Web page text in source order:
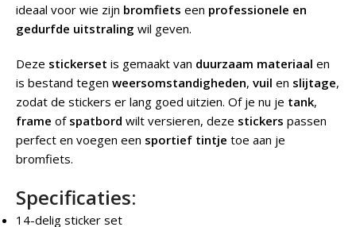
ideaal voor wie zijn bromfiets een professionele en
gedurfde uitstraling wil geven.
Deze stickerset is gemaakt van duurzaam materiaal en
is bestand tegen weersomstandigheden, vuil en slijtage,
zodat de stickers er lang goed uitzien. Of je nu je tank,
frame of spatbord wilt versieren, deze stickers passen
perfect en voegen een sportief tintje toe aan je
bromfiets.
Specificaties:
14-delig sticker set